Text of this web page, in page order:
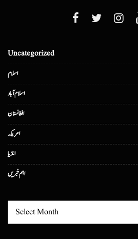
Uncategorized
اسلام
اسلام آباد
افغانستان
امریکہ
انڈیا
اہم خبریں